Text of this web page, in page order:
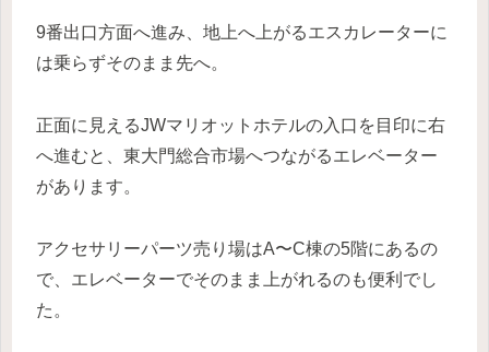
9番出口方面へ進み、地上へ上がるエスカレーターに
は乗らずそのまま先へ。
正面に見えるJWマリオットホテルの入口を目印に右
へ進むと、東大門総合市場へつながるエレベーター
があります。
アクセサリーパーツ売り場はA〜C棟の5階にあるの
で、エレベーターでそのまま上がれるのも便利でし
た。